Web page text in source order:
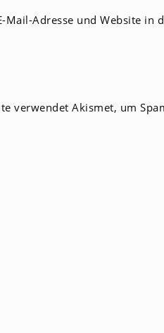
Mail-Adresse und Website in
verwendet Akismet, um